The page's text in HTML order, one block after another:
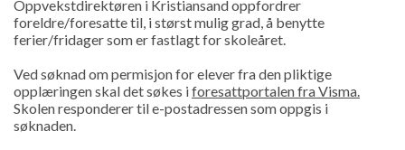
Oppvekstdirektøren i Kristiansand oppfordrer
foreldre/foresatte til, i størst mulig grad, å benytte
ferier/fridager som er fastlagt for skoleåret.
Ved søknad om permisjon for elever fra den pliktige
opplæringen skal det søkes iforesattportalen fra Visma.
Skolen responderer til e-postadressen som oppgis i
søknaden.